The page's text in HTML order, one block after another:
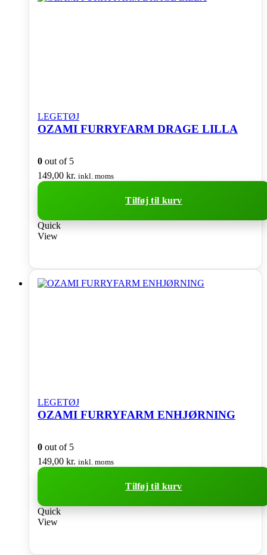
LEGETØJ
OZAMI FURRYFARM DRAGE LILLA
0 out of 5
149,00 kr. inkl. moms
Tilføj til kurv
Quick
View
LEGETØJ
OZAMI FURRYFARM ENHJØRNING
0 out of 5
149,00 kr. inkl. moms
Tilføj til kurv
Quick
View